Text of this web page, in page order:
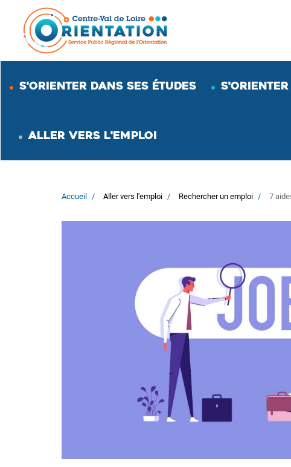
contenu
principal
S'ORIENTER DANS SES ÉTUDES
ALLER VERS L'EMPLOI
Accueil Aller vers l'emploi Rechercher un emploi 7